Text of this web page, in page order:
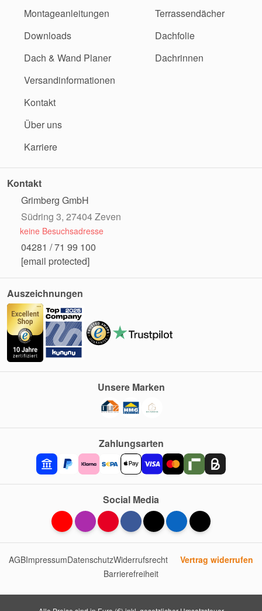
Montageanleitungen
Downloads
Dach & Wand Planer
Versandinformationen
Kontakt
Über uns
Karriere
Terrassendächer
Dachfolie
Dachrinnen
Kontakt
Grimberg GmbH
Südring 3, 27404 Zeven
keine Besuchsadresse
04281 / 71 99 100
[email protected]
Auszeichnungen
Zahlungsarten
Unsere Marken
Social Media
AGBImpressumDatenschutzWiderrufsrecht
Vertrag widerrufen
Barrierefreiheit